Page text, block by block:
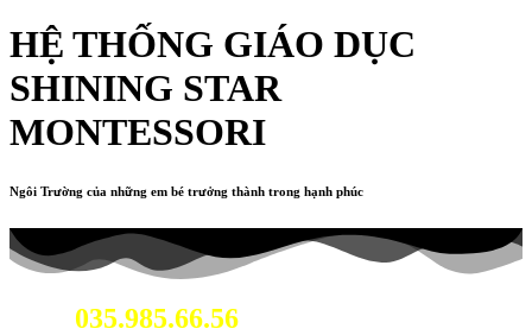
HỆ THỐNG GIÁO DỤC
SHINING STAR
MONTESSORI
Ngôi Trường của những em bé trưởng thành trong hạnh phúc
035.985.66.56